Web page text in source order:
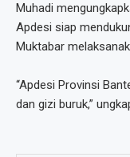
Muhadi
Apdesi siap
Muktabar
“Apdesi Provinsi
dan gizi buruk,”